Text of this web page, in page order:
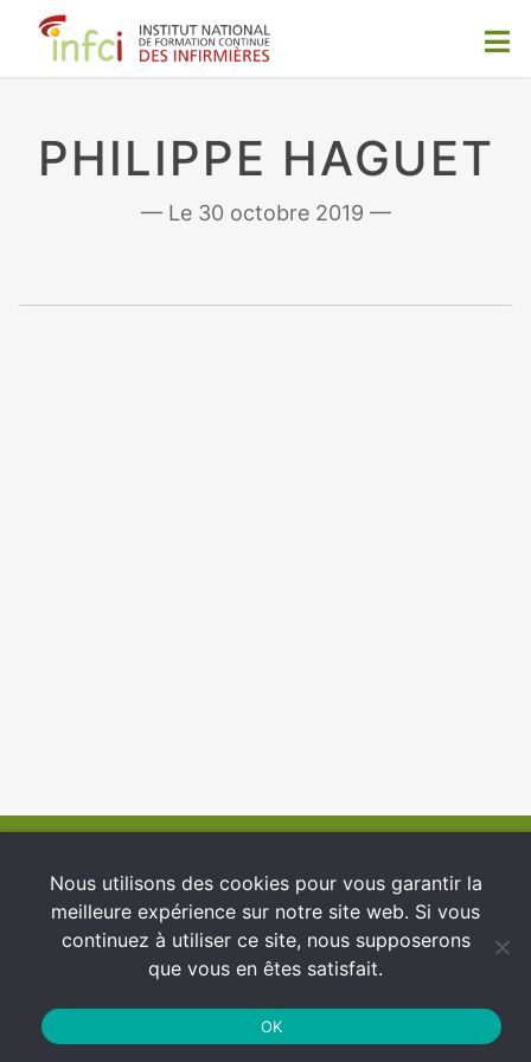
PHILIPPE HAGUET
30 octobre 2019
Nous utilisons des cookies pour vous garantir la
meilleure expérience sur notre site web. Si vous
continuez à utiliser ce site, nous supposerons
que vous en êtes satisfait.
OK
Conditions générales d’utilisation
Protection des Données